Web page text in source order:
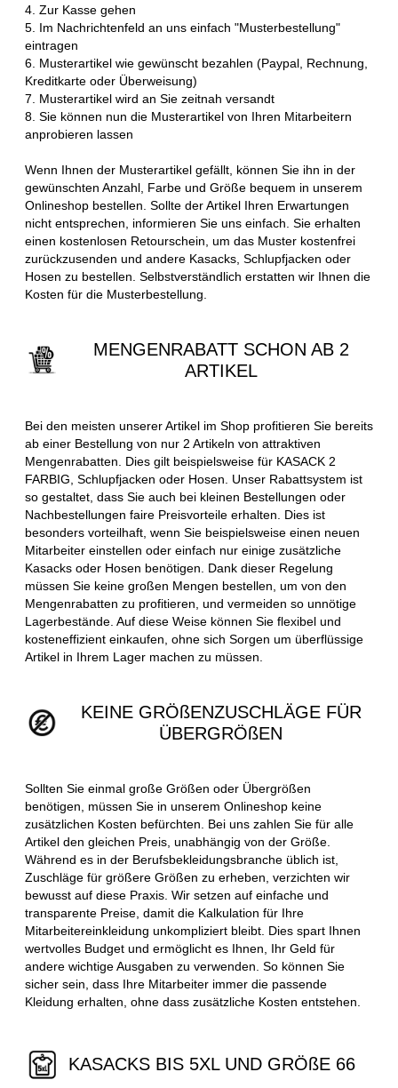
4. Zur Kasse gehen
5. Im Nachrichtenfeld an uns einfach "Musterbestellung"
eintragen
6. Musterartikel wie gewünscht bezahlen (Paypal, Rechnung,
Kreditkarte oder Überweisung)
7. Musterartikel wird an Sie zeitnah versandt
8. Sie können nun die Musterartikel von Ihren Mitarbeitern
anprobieren lassen
Wenn Ihnen der Musterartikel gefällt, können Sie ihn in der
gewünschten Anzahl, Farbe und Größe bequem in unserem
Onlineshop bestellen. Sollte der Artikel Ihren Erwartungen
nicht entsprechen, informieren Sie uns einfach. Sie erhalten
einen kostenlosen Retourschein, um das Muster kostenfrei
zurückzusenden und andere Kasacks, Schlupfjacken oder
Hosen zu bestellen. Selbstverständlich erstatten wir Ihnen die
Kosten für die Musterbestellung.
MENGENRABATT SCHON AB 2
ARTIKEL
Bei den meisten unserer Artikel im Shop profitieren Sie bereits
ab einer Bestellung von nur 2 Artikeln von attraktiven
Mengenrabatten. Dies gilt beispielsweise für KASACK 2
FARBIG, Schlupfjacken oder Hosen. Unser Rabattsystem ist
so gestaltet, dass Sie auch bei kleinen Bestellungen oder
Nachbestellungen faire Preisvorteile erhalten. Dies ist
besonders vorteilhaft, wenn Sie beispielsweise einen neuen
Mitarbeiter einstellen oder einfach nur einige zusätzliche
Kasacks oder Hosen benötigen. Dank dieser Regelung
müssen Sie keine großen Mengen bestellen, um von den
Mengenrabatten zu profitieren, und vermeiden so unnötige
Lagerbestände. Auf diese Weise können Sie flexibel und
kosteneffizient einkaufen, ohne sich Sorgen um überflüssige
Artikel in Ihrem Lager machen zu müssen.
KEINE GRÖßENZUSCHLÄGE FÜR
ÜBERGRÖßEN
Sollten Sie einmal große Größen oder Übergrößen
benötigen, müssen Sie in unserem Onlineshop keine
zusätzlichen Kosten befürchten. Bei uns zahlen Sie für alle
Artikel den gleichen Preis, unabhängig von der Größe.
Während es in der Berufsbekleidungsbranche üblich ist,
Zuschläge für größere Größen zu erheben, verzichten wir
bewusst auf diese Praxis. Wir setzen auf einfache und
transparente Preise, damit die Kalkulation für Ihre
Mitarbeitereinkleidung unkompliziert bleibt. Dies spart Ihnen
wertvolles Budget und ermöglicht es Ihnen, Ihr Geld für
andere wichtige Ausgaben zu verwenden. So können Sie
sicher sein, dass Ihre Mitarbeiter immer die passende
Kleidung erhalten, ohne dass zusätzliche Kosten entstehen.
KASACKS BIS 5XL UND GRÖßE 66